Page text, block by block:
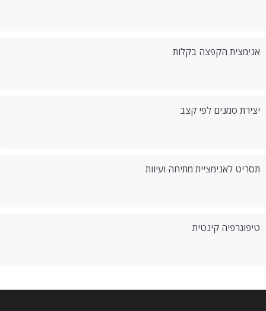
אנימצית הקפצה בקלות
יצירת סמנים לפי קצב
תסריט לאנימציית מתיחה ועיוות
טיפוגרפיה קינטית